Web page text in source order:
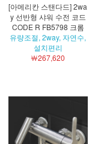
[아메리칸 스탠다드] 2wa
y 선반형 샤워 수전 코드
CODE R FB5798 크롬
유량조절, 2way, 자연수,
설치편리
￦267,620